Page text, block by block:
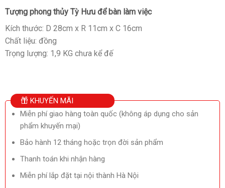
Tượng phong thủy Tỳ Hưu để bàn làm việc
Kích thước: D 28cm x R 11cm x C 16cm
Chất liệu: đồng
Trọng lượng: 1,9 KG chưa kể đế
KHUYẾN MÃI
Miễn phí giao hàng toàn quốc (không áp dụng cho sản
phẩm khuyến mại)
Bảo hành 12 tháng hoặc trọn đời sản phẩm
Thanh toán khi nhận hàng
Miễn phí lắp đặt tại nội thành Hà Nội